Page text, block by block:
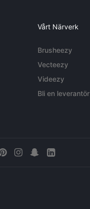
Vårt Närverk
Brusheezy
Vecteezy
Videezy
Bli en leverantör